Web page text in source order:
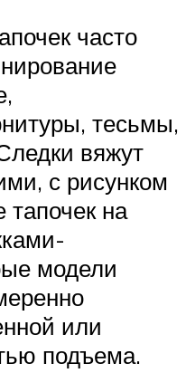
часто
тесьмы,
вяжут
с рисунком
тапочек на
модели
или
подъема.